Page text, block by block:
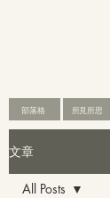
所見所思
部落格
文章
All Posts